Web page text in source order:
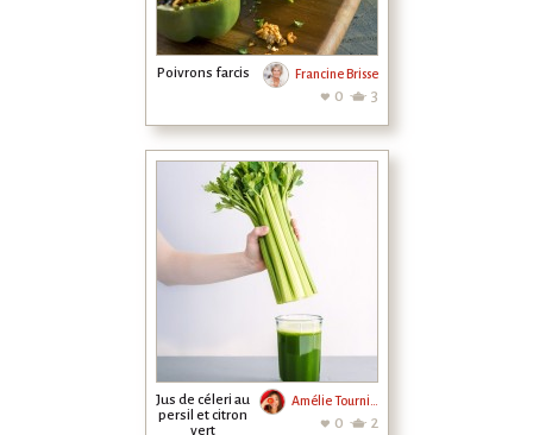
Poivrons farcis Francine Brisse
0 3
Jus de céleri au
persil et citron
vert
Amélie Tournier
0 2